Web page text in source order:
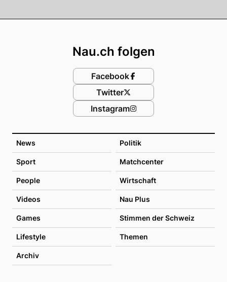
News Politik
Sport Matchcenter
People Wirtschaft
Videos Nau Plus
Games Stimmen der Schweiz
Lifestyle Themen
Archiv
Nau.ch folgen
Facebook
Twitter
Instagram